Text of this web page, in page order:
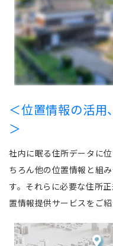
＜位置情報の活用
＞
社内に眠る住所データに
ちろん他の位置情報と組
す。それらに必要な住所
置情報提供サービスをご紹